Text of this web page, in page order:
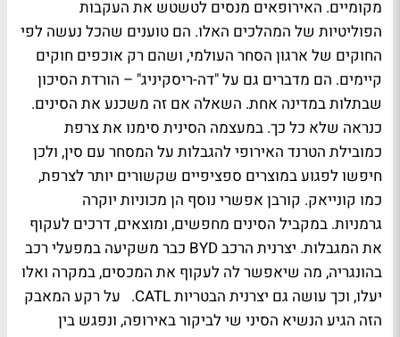
מקומיים. האירופאים מנסים לטשטש את העקבות
הפוליטיות של המהלכים האלו. הם טוענים שהכל נעשה לפי
החוקים של ארגון הסחר העולמי, ושהם רק אוכפים חוקים
קיימים. הם מדברים גם על "דה-ריסקיניג" – הורדת הסיכון
שבתלות במדינה אחת. השאלה אם זה משכנע את הסינים.
כנראה שלא כל כך. במעצמה הסינית סימנו את צרפת
כמובילת הטרנד האירופי להגבלות על המסחר עם סין, ולכן
חיפשו לפגוע במוצרים ספציפיים שקשורים יותר לצרפת,
כמו קונייאק. קורבן אפשרי נוסף הן מכוניות יוקרה
גרמניות. במקביל הסינים מחפשים, ומוצאים, דרכים לעקוף
את המגבלות. יצרנית הרכב BYD כבר משקיעה במפעלי רכב
בהונגריה, מה שיאפשר לה לעקוף את המכסים, במקרה ואלו
יעלו, וכך עושה גם יצרנית הבטריות CATL. על רקע המאבק
הזה הגיע הנשיא הסיני שי לביקור באירופה, ונפגש בין